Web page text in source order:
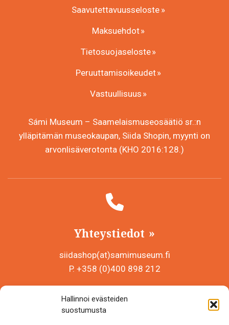
Hallinnoi evästeiden
suostumusta
Saavutettavuusseloste
Maksuehdot
Tietosuojaseloste
Peruuttamisoikeudet
Vastuullisuus
Sámi Museum – Saamelaismuseosäätiö sr.:n
ylläpitämän museokaupan, Siida Shopin, myynti on
arvonlisäverotonta (KHO 2016:128.)
Yhteystiedot
siidashop(at)samimuseum.fi
P. +358 (0)400 898 212
Y-tunnus 0625907-2